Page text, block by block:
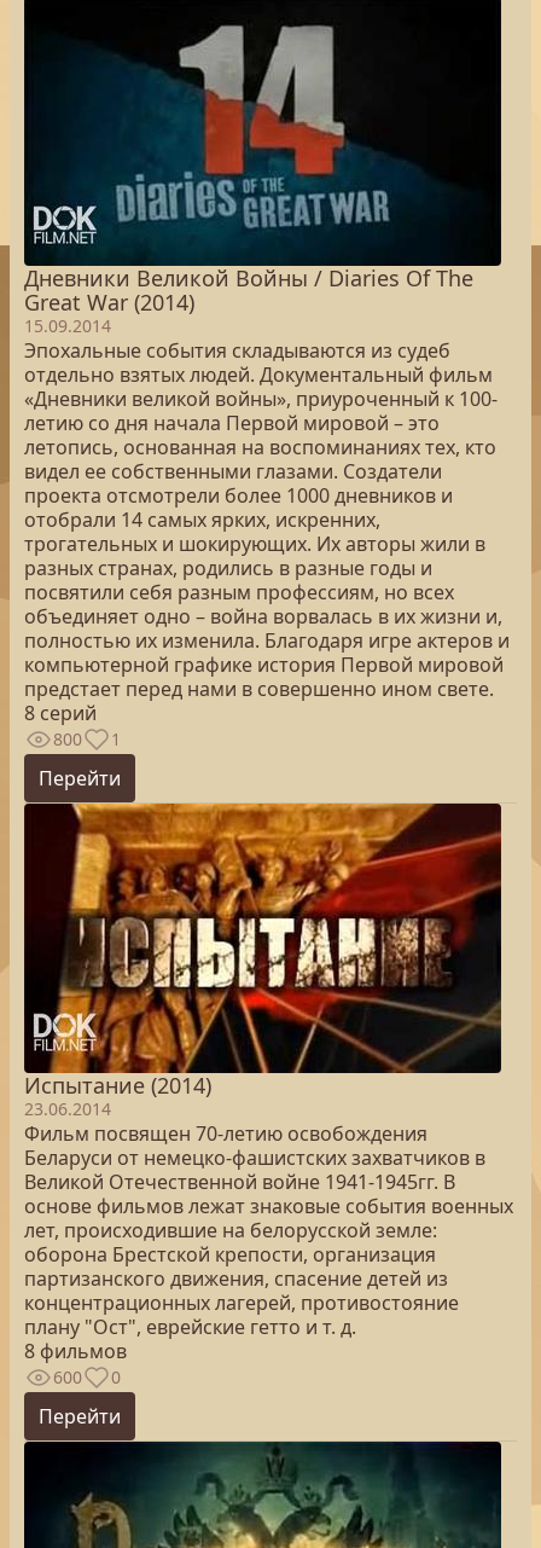
Дневники Великой Войны / Diaries Of The
Great War (2014)
15.09.2014
Эпохальные события складываются из судеб
отдельно взятых людей. Документальный фильм
«Дневники великой войны», приуроченный к 100-
летию со дня начала Первой мировой – это
летопись, основанная на воспоминаниях тех, кто
видел ее собственными глазами. Создатели
проекта отсмотрели более 1000 дневников и
отобрали 14 самых ярких, искренних,
трогательных и шокирующих. Их авторы жили в
разных странах, родились в разные годы и
посвятили себя разным профессиям, но всех
объединяет одно – война ворвалась в их жизни и,
полностью их изменила. Благодаря игре актеров и
компьютерной графике история Первой мировой
предстает перед нами в совершенно ином свете.
8 серий
800 1
Перейти
Испытание (2014)
23.06.2014
Фильм посвящен 70-летию освобождения
Беларуси от немецко-фашистских захватчиков в
Великой Отечественной войне 1941-1945гг. В
основе фильмов лежат знаковые события военных
лет, происходившие на белорусской земле:
оборона Брестской крепости, организация
партизанского движения, спасение детей из
концентрационных лагерей, противостояние
плану "Ост", еврейские гетто и т. д.
8 фильмов
600 0
Перейти